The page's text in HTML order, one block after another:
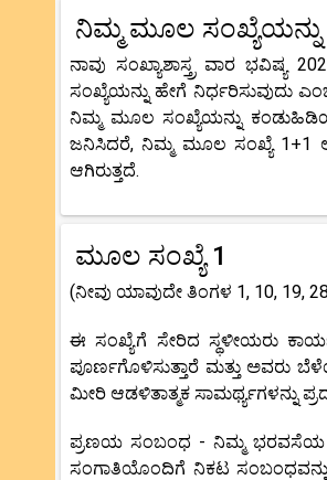
ನಿಮ್ಮ ಮೂಲ
ನಾವು ಸಂಖ್ಯಾಶಾಸ್ತ್ರ ವಾರ ಭವಿಷ್ಯ
ಸಂಖ್ಯೆಯನ್ನು ಹೇಗೆ ನಿರ್ಧರಿಸುವುದು
ನಿಮ್ಮ ಮೂಲ ಸಂಖ್ಯೆಯನ್ನು
ಜನಿಸಿದರೆ, ನಿಮ್ಮ ಮೂಲ ಸಂಖ್ಯೆ 1+1
ಆಗಿರುತ್ತದೆ.
ಮೂಲ ಸಂಖ್ಯೆ 1
(ನೀವು ಯಾವುದೇ ತಿಂಗಳ 1, 10, 19,
ಈ ಸಂಖ್ಯೆಗೆ ಸೇರಿದ ಸ್ಥಳೀಯರು
ಪೂರ್ಣಗೊಳಿಸುತ್ತಾರೆ ಮತ್ತು ಅವರು
ಮೀರಿ ಆಡಳಿತಾತ್ಮಕ ಸಾಮರ್ಥ್ಯಗಳನ್ನು
ಪ್ರಣಯ ಸಂಬಂಧ - ನಿಮ್ಮ ಭರವಸೆಯ
ಸಂಗಾತಿಯೊಂದಿಗೆ ನಿಕಟ ಸಂಬಂಧವನ್ನು